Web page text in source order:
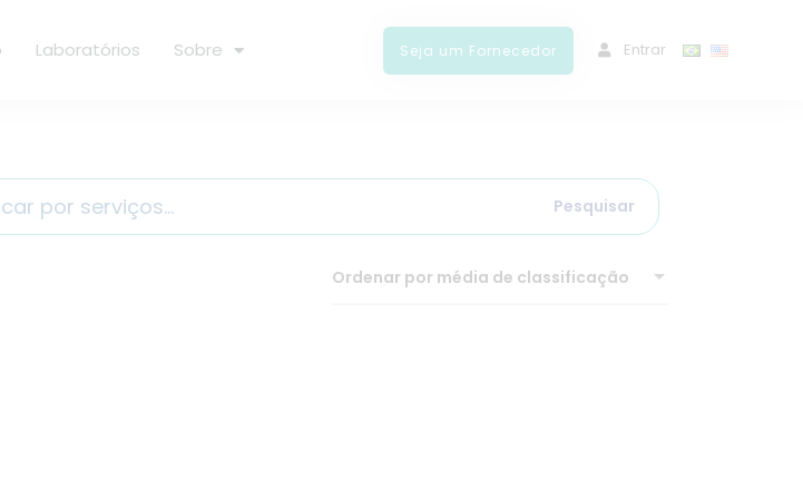
Laboratórios Sobre Seja um Fornecedor ﾠEntrar
Pesquisar
Ordenar por média de classificação